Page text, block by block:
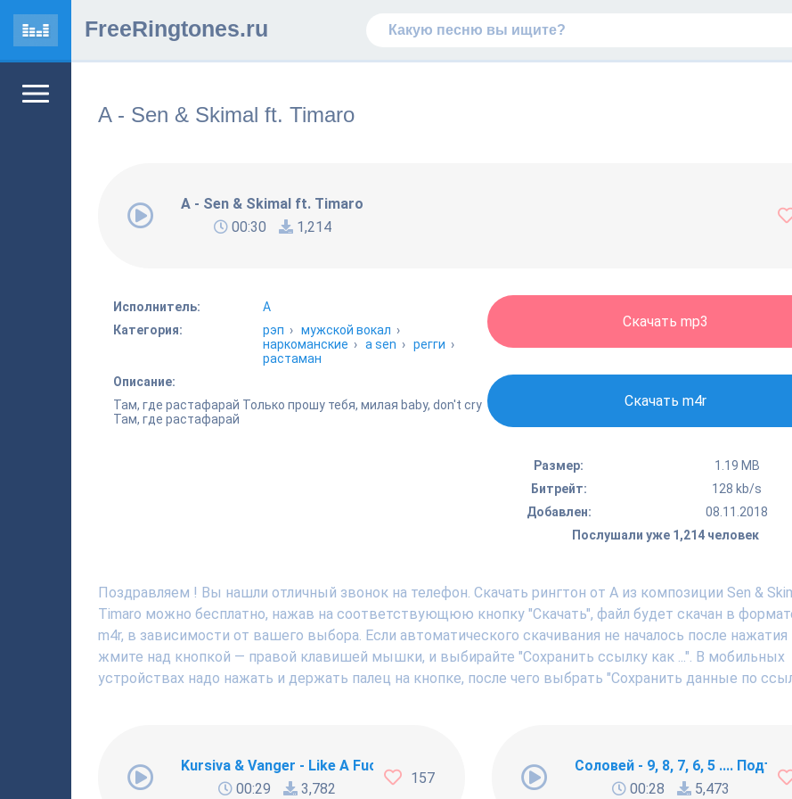
FreeRingtones.ru
A - Sen & Skimal ft. Timaro
A - Sen & Skimal ft. Timaro
00:30
1,214
Исполнитель:
A
Категория:
рэп › мужской вокал ›
наркоманские › a sen › регги ›
растаман
Описание:
Там, где растафарай Только прошу тебя, милая baby, don't cry
Там, где растафарай
Скачать mp3
Скачать m4r
Размер:
1.19 MB
Битрейт:
128 kb/s
Добавлен:
08.11.2018
Послушали уже 1,214 человек
Поздравляем ! Вы нашли отличный звонок на телефон. Скачать рингтон от A из композиции Sen &
Timaro можно бесплатно, нажав на соответствующюю кнопку "Скачать", файл будет скачан в
m4r, в зависимости от вашего выбора. Если автоматического скачивания не началось после нажатия
жмите над кнопкой — правой клавишей мышки, и выбирайте "Сохранить ссылку как ...". В мобильных
устройствах надо нажать и держать палец на кнопке, после чего выбрать "Сохранить данные по
Kursiva & Vanger - Like A Fucking Newbie
00:29
3,782
157
Соловей - 9, 8, 7, 6, 5 .... Подъём
00:28
5,473